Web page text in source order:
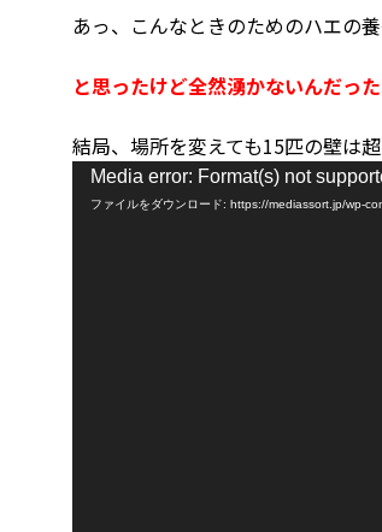
あっ、こんなときのためのハエの
と思ったけど全然湧かないんだった
結局、場所を変えても15匹の壁は
Media error: Format(s) not
ファイルをダウンロード: https://mediassort.jp/wp-